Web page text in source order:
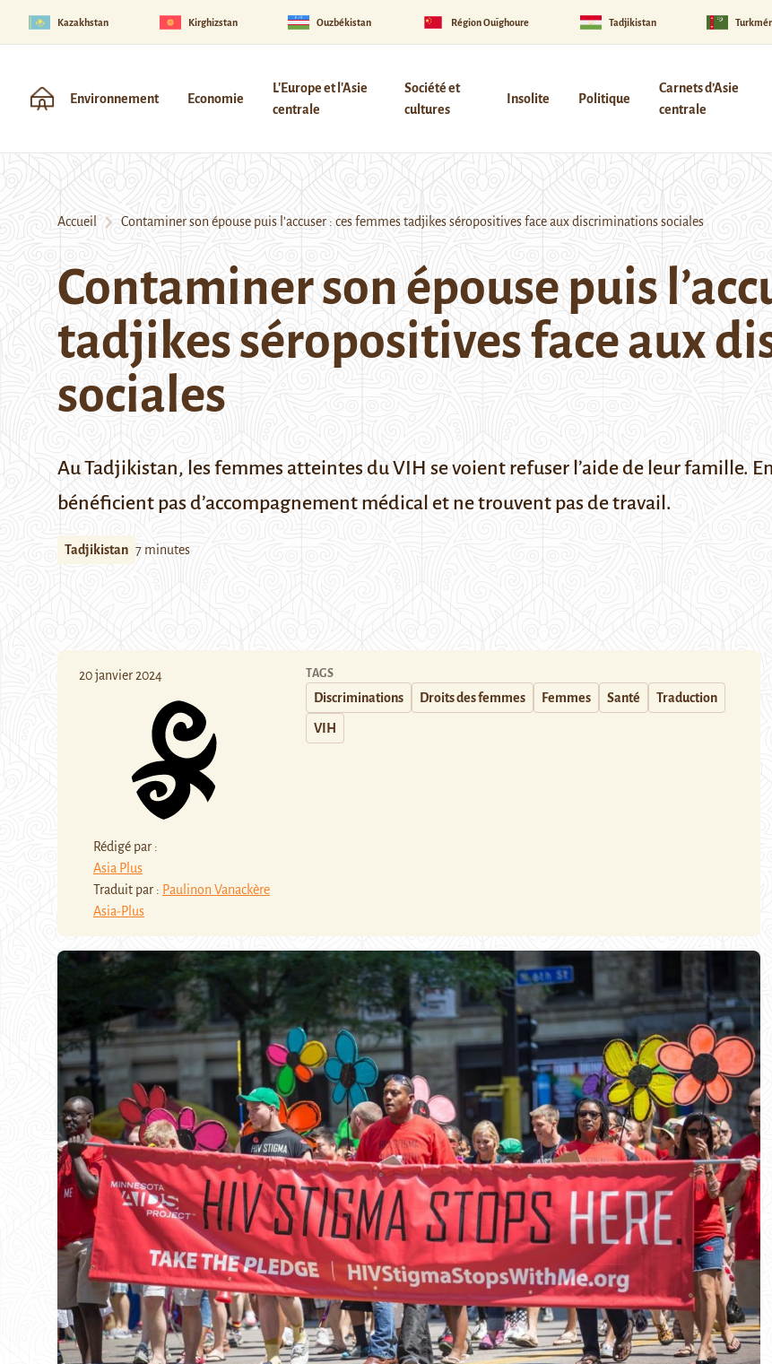
Kazakhstan Kirghizstan Ouzbékistan Région Ouïghoure Tadjikistan
Environnement Economie
L'Europe et l'Asie
centrale
Société et
cultures
Insolite Politique
Carnets d’Asie
centrale
Accueil Contaminer son épouse puis l’accuser : ces femmes tadjikes séropositives face aux discriminations sociales
Contaminer son épouse puis
tadjikes séropositives face aux
sociales
Au Tadjikistan, les femmes atteintes du VIH se voient refuser l’aide de leur famille.
bénéficient pas d’accompagnement médical et ne trouvent pas de travail.
Tadjikistan 7 minutes
20 janvier 2024
Rédigé par :
Asia Plus
Traduit par : Paulinon Vanackère
Asia-Plus
TAGS
Discriminations Droits des femmes Femmes Santé Traduction
VIH